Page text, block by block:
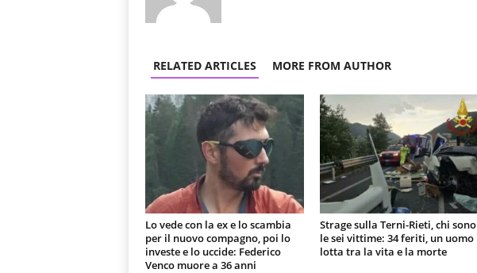
RELATED ARTICLES MORE FROM AUTHOR
Lo vede con la ex e lo scambia
per il nuovo compagno, poi lo
investe e lo uccide: Federico
Venco muore a 36 anni
Strage sulla Terni-Rieti, chi sono
le sei vittime: 34 feriti, un uomo
lotta tra la vita e la morte